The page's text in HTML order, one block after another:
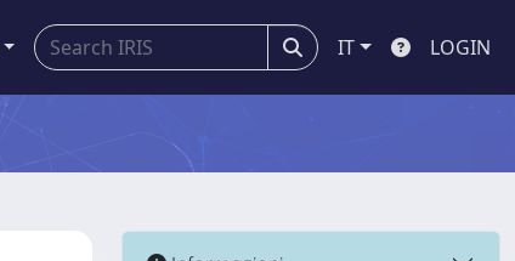
IT LOGIN